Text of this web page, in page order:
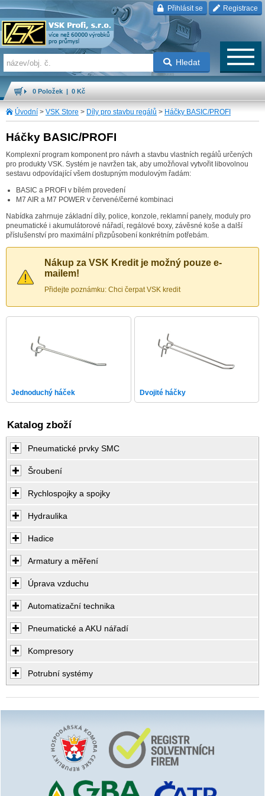
Přihlásit se Registrace
Hledat
0 Položek | 0 Kč
Úvodní > VSK Store > Díly pro stavbu regálů > Háčky BASIC/PROFI
Háčky BASIC/PROFI
Komplexní program komponent pro návrh a stavbu vlastních regálů určených
pro produkty VSK. Systém je navržen tak, aby umožňoval vytvořit libovolnou
sestavu odpovídající všem dostupným modulovým řadám:
BASIC a PROFI v bílém provedení
M7 AIR a M7 POWER v červené/černé kombinaci
Nabídka zahrnuje základní díly, police, konzole, reklamní panely, moduly pro
pneumatické i akumulátorové nářadí, regálové boxy, závěsné koše a další
příslušenství pro maximální přizpůsobení konkrétním potřebám.
Nákup za VSK Kredit je možný pouze e-
mailem!
Přidejte poznámku: Chci čerpat VSK kredit
Jednoduchý háček Dvojité háčky
Katalog zboží
Pneumatické prvky SMC
Šroubení
Rychlospojky a spojky
Hydraulika
Hadice
Armatury a měření
Úprava vzduchu
Automatizační technika
Pneumatické a AKU nářadí
Kompresory
Potrubní systémy